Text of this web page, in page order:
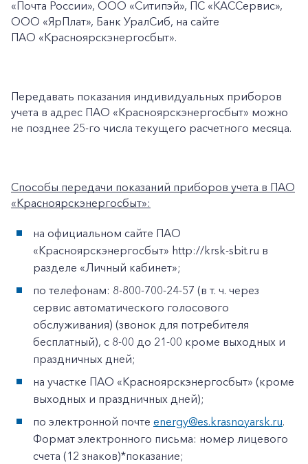
+7-800-700-24-57
Заказать обратный звонок
Частным клиентам
Корпоративным клиентам
«Почта России», ООО «Ситипэй», ПС «КАССервис»,
ООО «ЯрПлат», Банк УралСиб, на сайте
ПАО «Красноярскэнергосбыт».
Передавать показания индивидуальных приборов
учета в адрес ПАО «Красноярскэнергосбыт» можно
не позднее 25-го числа текущего расчетного месяца.
Способы передачи показаний приборов учета в ПАО
«Красноярскэнергосбыт»:
на официальном сайте ПАО
«Красноярскэнергосбыт» http://krsk-sbit.ru в
разделе «Личный кабинет»;
по телефонам: 8-800-700-24-57 (в т. ч. через
сервис автоматического голосового
обслуживания) (звонок для потребителя
бесплатный), с 8-00 до 21-00 кроме выходных и
праздничных дней;
на участке ПАО «Красноярскэнергосбыт» (кроме
выходных и праздничных дней);
по электронной почте energy@es.krasnoyarsk.ru.
Формат электронного письма: номер лицевого
счета (12 знаков)*показание;